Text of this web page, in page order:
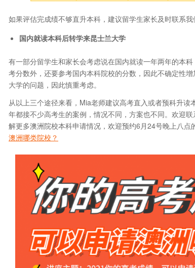
如果评估完成绩不够直升本科，建议留学生家长及时联系
国内就读本科后转学来昆士兰大学
有一部分留学生和家长会考虑说在国内就读一年两年的本
考分数外，还要参考国内本科院校的分数，因此不确定性
大学的问题，因此慎重考虑。
从以上三个途径来看，Mia老师建议高考直入或者预科升
年都接不少高考生的案例，情况不同，方案也不同。欢迎
解更多澳洲院校本科申请情况，欢迎预约6月24号晚上八点
澳洲哪类院校？